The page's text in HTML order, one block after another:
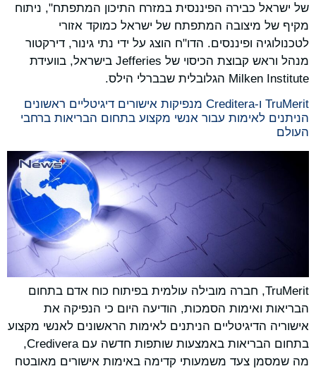
של ישראל כבירה הפיננסית במזרח התיכון המתפתח", ניתוח
מקיף של מיצובה המתפתח של ישראל כמוקד אזורי
לטכנולוגיה ופיננסים. הדו"ח הוצג על ידי נתי גינור, דירקטור
מנהל וראש קבוצת הכיסוי של Jefferies בישראל, בוועידת
Milken Institute הגלובלית שבברלי הילס.
TruMerit ו-Creditera מנפיקות אישורים דיגיטליים ראשונים
הניתנים לאימות עבור אנשי מקצוע בתחום הבריאות ברחבי
העולם
TruMerit, חברה מובילה עולמית בפיתוח כוח אדם בתחום
הבריאות ואימות הסמכות, הודיעה היום כי הנפיקה את
אישוריה הדיגיטליים הניתנים לאימות הראשונים לאנשי מקצוע
בתחום הבריאות באמצעות שותפות חדשה עם Credivera,
מה שמסמן צעד משמעותי קדימה באימות אישורים מאובטח